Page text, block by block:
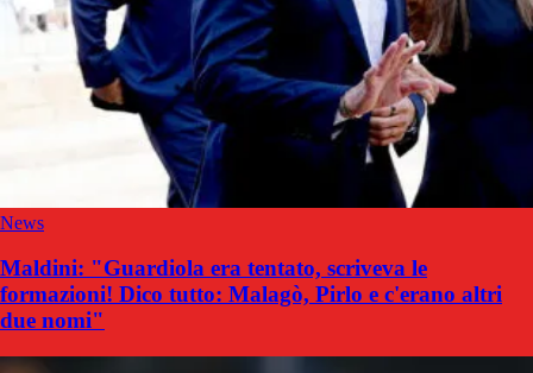
News
Maldini: "Guardiola era tentato, scriveva le
formazioni! Dico tutto: Malagò, Pirlo e c'erano altri
due nomi"